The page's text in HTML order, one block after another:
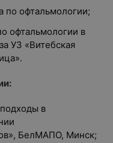
по офтальмологии;
офтальмологии в
УЗ «Витебская
в
БелМАПО, Минск;